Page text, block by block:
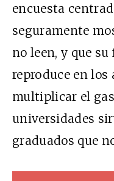
encuesta
seguramente
no leen, y que
reproduce en
multiplicar el
universidades
graduados que